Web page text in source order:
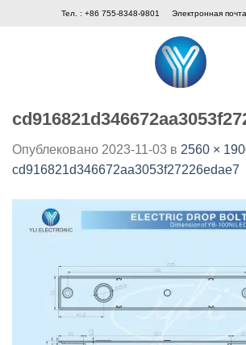
Тел. : +86 755-8348-9801 Электронная
Опублековано 2023-11-03 в 2560 ×
cd916821d346672aa3053f27226edae7